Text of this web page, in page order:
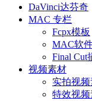
DaVinci达芬奇
MAC 专栏
Fcpx模板
MAC软
Final Cut
视频素材
实拍视
特效视